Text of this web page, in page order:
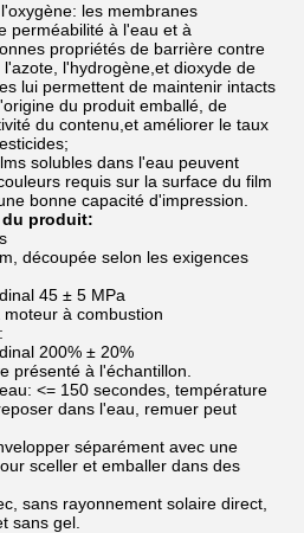
les membranes
perméabilité à l'eau et à
propriétés de barrière contre
l'hydrogène,et dioxyde de
lui permettent de maintenir intacts
du produit emballé, de
du contenu,et améliorer le taux
solubles dans l'eau peuvent
requis sur la surface du film
bonne capacité d'impression.
du produit:
découpée selon les exigences
45 ± 5 MPa
à combustion
200% ± 20%
présenté à l'échantillon.
<= 150 secondes, température
dans l'eau, remuer peut
séparément avec une
sceller et emballer dans des
sans rayonnement solaire direct,
sans gel.